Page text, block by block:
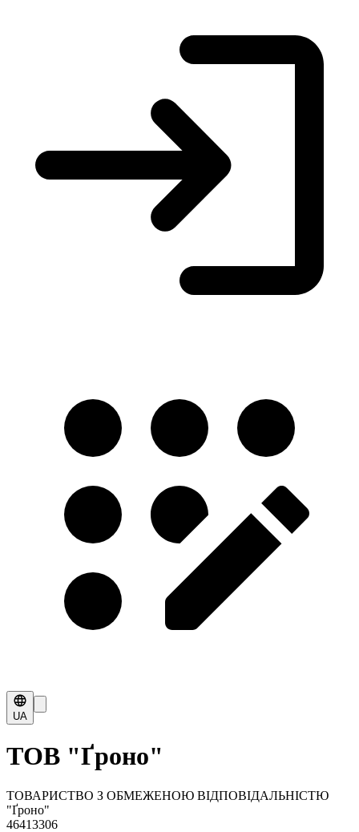
UA
ТОВ "Ґроно"
ТОВАРИСТВО З ОБМЕЖЕНОЮ ВІДПОВІДАЛЬНІСТЮ
"Ґроно"
46413306